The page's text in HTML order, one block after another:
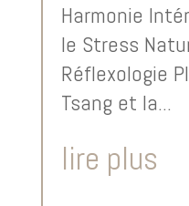
Harmonie
le Stress
Réflexologie
Tsang et la...
lire plus